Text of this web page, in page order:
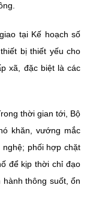
Công nghệ.
Nghệ
lại thông tin từ
tại Kế hoạch số
bị thiết yếu cho
xã, đặc biệt là các
thời gian tới, Bộ
khăn, vướng mắc
nghệ; phối hợp chặt
để kịp thờichỉ đạo
thông suốt, ổn